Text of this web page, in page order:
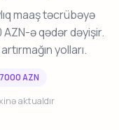
maaş təcrübəyə
ə qədər dəyişir.
yolları.
AZN
aktualdır